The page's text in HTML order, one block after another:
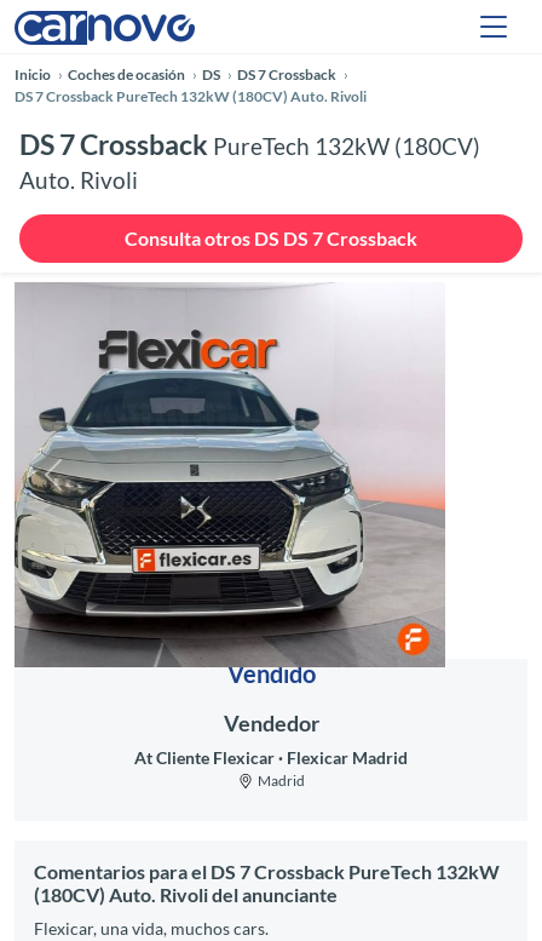
Inicio Coches de ocasión DS
DS 7 Crossback
DS 7 Crossback PureTech 132kW (180CV) Auto. Rivoli
DS 7 Crossback PureTech 132kW (180CV)
Auto. Rivoli
Consulta otros DS DS 7 Crossback
Anterior
Vendido
Vendedor
At Cliente Flexicar Flexicar Madrid
Madrid
Comentarios para el DS 7 Crossback PureTech 132kW
(180CV) Auto. Rivoli del anunciante
Flexicar, una vida, muchos cars.